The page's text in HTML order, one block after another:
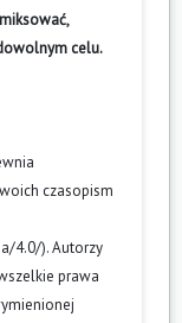
celu.
czasopism
4.0/). Autorzy
prawa